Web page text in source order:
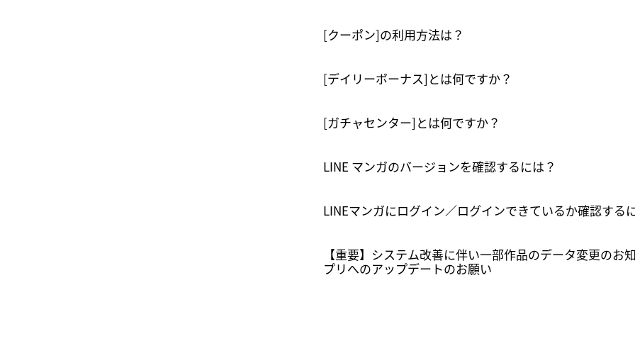
[クーポン]の利用方法は？
[デイリーボーナス]とは何ですか？
[ガチャセンター]とは何ですか？
LINE マンガのバージョンを確認するには？
LINEマンガにログイン／ログインできているか確認する
【重要】システム改善に伴い一部作品のデータ変更のお
プリへのアップデートのお願い